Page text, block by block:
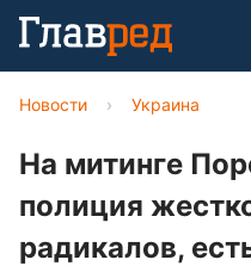
Новости › Украина
На митинге
полиция
радикалов,